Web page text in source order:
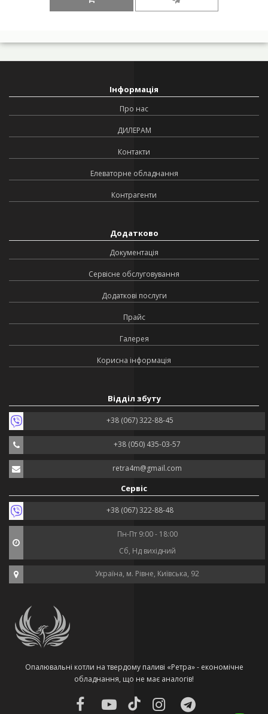
Інформація
Про нас
ДИЛЕРАМ
Контакти
Елеваторне обладнання
Контрагенти
Додатково
Документація
Сервісне обслуговування
Додаткові послуги
Прайс
Галерея
Корисна інформація
Відділ збуту
+38 (067) 322-88-45
+38 (050) 435-03-57
retra4m@gmail.com
Сервіс
+38 (067) 322-88-48
Пн-Пт 9:00 - 18:00
Сб, Нд вихідний
Україна, м. Рівне, Київська, 92
Опалювальні котли на твердому паливі «Ретра» - економічне
обладнання, що не має аналогів!